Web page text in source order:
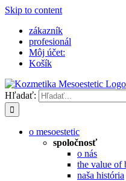
Skip to content
zákazník
profesionál
Môj účet:
Košík
Hľadať:
o mesoestetic
spoločnosť
o nás
the value of
naša história